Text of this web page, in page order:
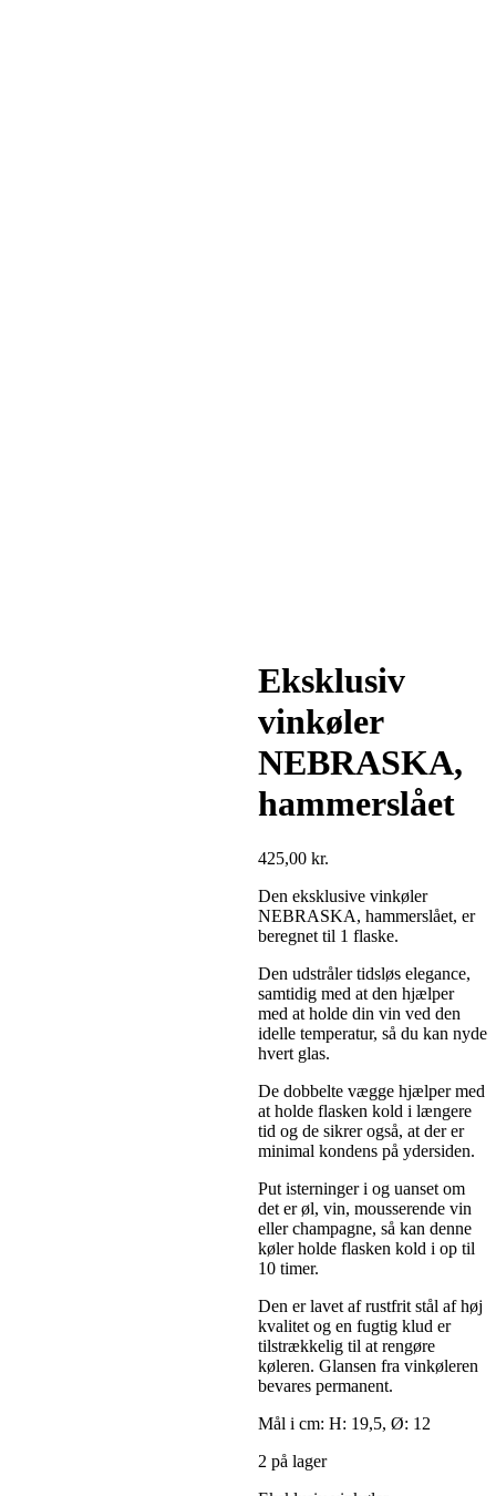
Eksklusiv
vinkøler
NEBRASKA,
hammerslået
425,00 kr.
Den eksklusive vinkøler
NEBRASKA, hammerslået, er
beregnet til 1 flaske.
Den udstråler tidsløs elegance,
samtidig med at den hjælper
med at holde din vin ved den
idelle temperatur, så du kan nyde
hvert glas.
De dobbelte vægge hjælper med
at holde flasken kold i længere
tid og de sikrer også, at der er
minimal kondens på ydersiden.
Put isterninger i og uanset om
det er øl, vin, mousserende vin
eller champagne, så kan denne
køler holde flasken kold i op til
10 timer.
Den er lavet af rustfrit stål af høj
kvalitet og en fugtig klud er
tilstrækkelig til at rengøre
køleren. Glansen fra vinkøleren
bevares permanent.
Mål i cm: H: 19,5, Ø: 12
2 på lager